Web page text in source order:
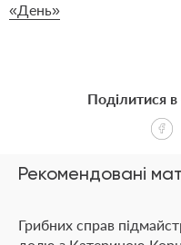
«День»
Рекомендовані
Грибних справ
Поділитися